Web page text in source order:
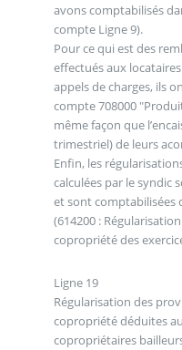
avons comptabilisés
compte Ligne 9).
Pour ce qui est des
effectués aux
appels de charges, ils
compte 708000
même façon que
trimestriel) de leurs
Enfin, les
calculées par le syndic
et sont comptabilisées
(614200 :
copropriété des
Ligne 19
Régularisation des
copropriété déduites
copropriétaires